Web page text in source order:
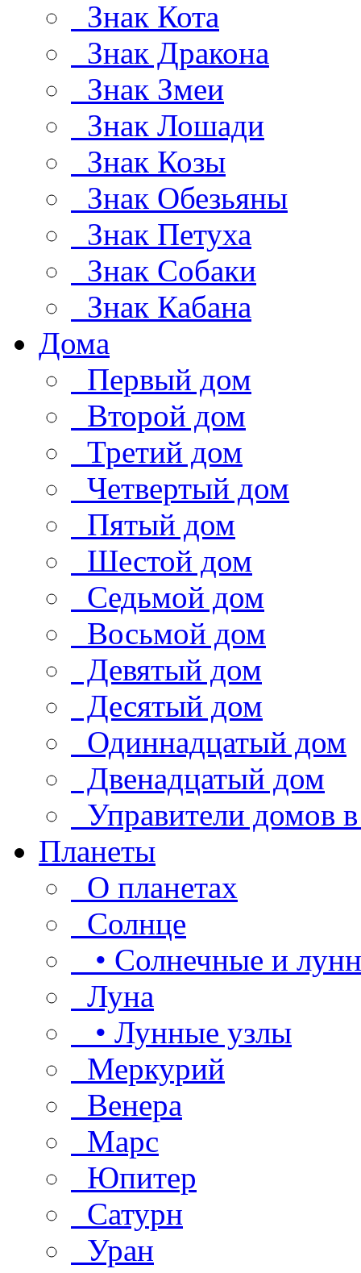
Знак Кота
Знак Дракона
Знак Змеи
Знак Лошади
Знак Козы
Знак Обезьяны
Знак Петуха
Знак Собаки
Знак Кабана
Дома
Первый дом
Второй дом
Третий дом
Четвертый дом
Пятый дом
Шестой дом
Седьмой дом
Восьмой дом
Девятый дом
Десятый дом
Одиннадцатый дом
Двенадцатый дом
Управители домов
Планеты
О планетах
Солнце
• Солнечные и
Луна
• Лунные узлы
Меркурий
Венера
Марс
Юпитер
Сатурн
Уран